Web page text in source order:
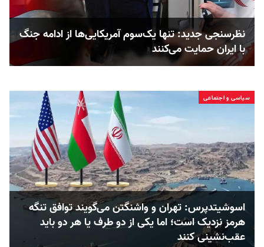
نظرسنجی جدید: تنها یک‌سوم آمریکایی‌ها از ادامه جنگ
با ایران حمایت می‌کنند
سیاسی و اجتماعی
اسوشیتدپرس: تهران و واشنگتن می‌گویند توافق تنگه
هرمز نزدیک است؛ اما یکی از دو طرف یا هر دو باید
عقب‌نشینی کنند